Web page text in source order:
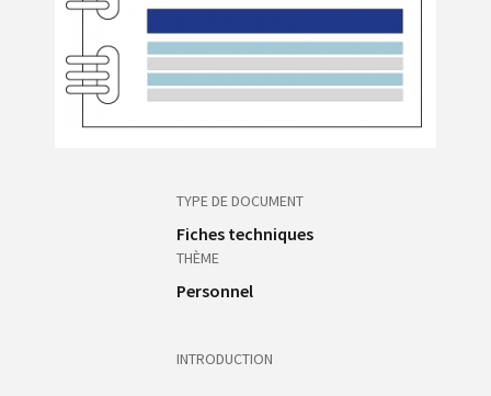
TYPE DE DOCUMENT
Fiches techniques
THÈME
Personnel
INTRODUCTION